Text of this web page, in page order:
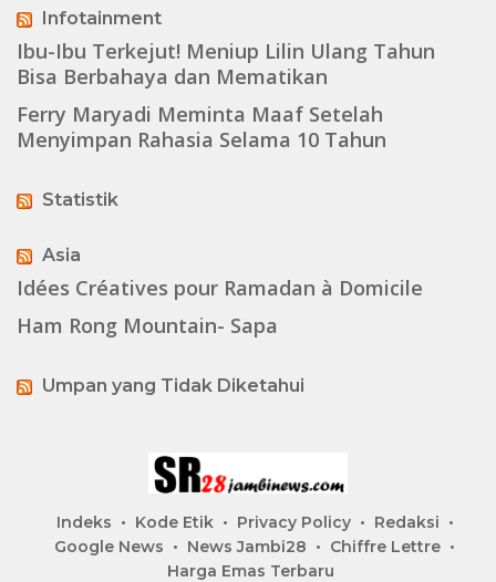
Infotainment
Ibu-Ibu Terkejut! Meniup Lilin Ulang Tahun
Bisa Berbahaya dan Mematikan
Ferry Maryadi Meminta Maaf Setelah
Menyimpan Rahasia Selama 10 Tahun
Statistik
Asia
Idées Créatives pour Ramadan à Domicile
Ham Rong Mountain- Sapa
Umpan yang Tidak Diketahui
Indeks Kode Etik Privacy Policy
Redaksi
Google News
News Jambi28
Chiffre Lettre
Harga Emas Terbaru